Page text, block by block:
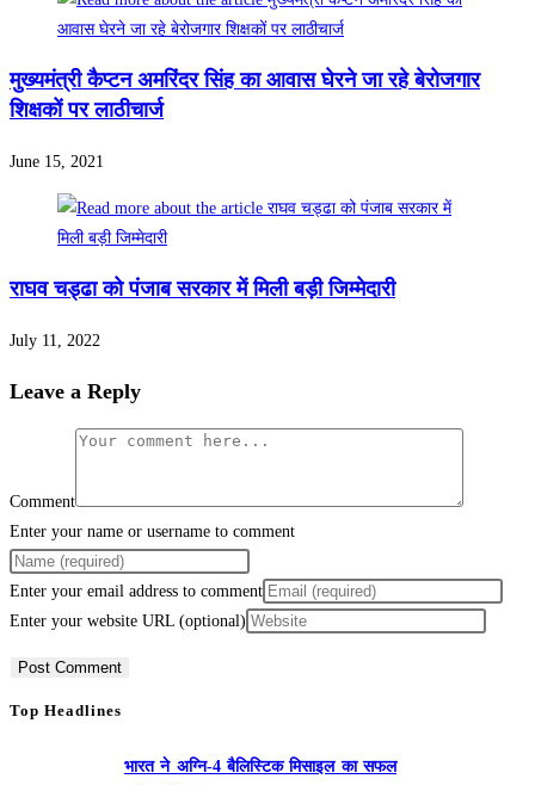
मुख्यमंत्री कैप्टन अमरिंदर सिंह का आवास घेरने जा रहे बेरोजगार
शिक्षकों पर लाठीचार्ज
June 15, 2021
राघव चड्ढा को पंजाब सरकार में मिली बड़ी जिम्मेदारी
July 11, 2022
Leave a Reply
Comment
Enter your name or username to comment
Enter your email address to comment
Enter your website URL (optional)
Top Headlines
भारत ने अग्नि-4 बैलिस्टिक मिसाइल का सफल